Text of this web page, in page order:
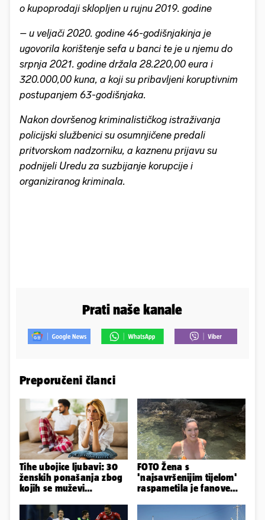
o kupoprodaji sklopljen u rujnu 2019. godine
– u veljači 2020. godine 46-godišnjakinja je
ugovorila korištenje sefa u banci te je u njemu do
srpnja 2021. godine držala 28.220,00 eura i
320.000,00 kuna, a koji su pribavljeni koruptivnim
postupanjem 63-godišnjaka.
Nakon dovršenog kriminalističkog istraživanja
policijski službenici su osumnjičene predali
pritvorskom nadzorniku, a kaznenu prijavu su
podnijeli Uredu za suzbijanje korupcije i
organiziranog kriminala.
Prati naše kanale
Preporučeni članci
Tihe ubojice ljubavi: 30
ženskih ponašanja zbog
kojih se muževi
FOTO Žena s
'najsavršenijim tijelom'
raspametila je fanove